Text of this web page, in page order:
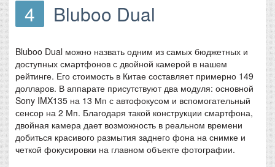
4 Bluboo Dual
Bluboo Dual можно назвать одним из самых бюджетных и
доступных смартфонов с двойной камерой в нашем
рейтинге. Его стоимость в Китае составляет примерно 149
долларов. В аппарате присутствуют два модуля: основной
Sony IMX135 на 13 Мп с автофокусом и вспомогательный
сенсор на 2 Мп. Благодаря такой конструкции смартфона,
двойная камера дает возможность в реальном времени
добиться красивого размытия заднего фона на снимке и
четкой фокусировки на главном объекте фотографии.